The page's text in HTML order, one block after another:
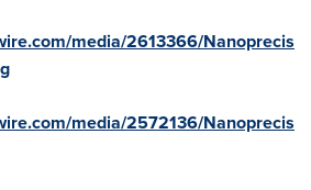
media/2613366/Nanoprecis
media/2572136/Nanoprecis